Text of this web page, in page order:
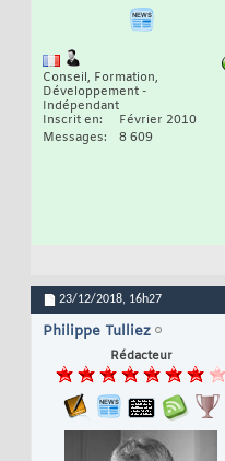
Conseil, Formation,
Développement -
Indépendant
Inscrit en
Février 2010
Messages
8 609
23/12/2018, 16h27
Philippe Tulliez
Rédacteur